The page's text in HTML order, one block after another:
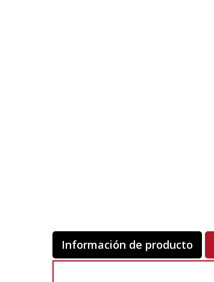
Información de producto